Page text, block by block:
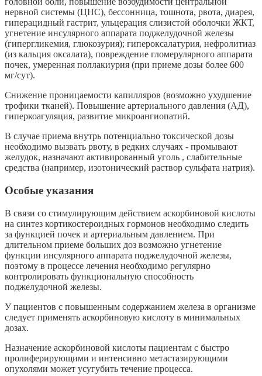
нервной системы (ЦНС), бессонница, тошнота, рвота, диарея,
гиперацидный гастрит, ульцерация слизистой оболочки ЖКТ,
угнетение инсулярного аппарата поджелудочной железы
(гипергликемия, глюкозурия); гипероксалатурия, нефролитиаз
(из кальция оксалата), повреждение гломерулярного аппарата
почек, умеренная поллакиурия (при приеме дозы более 600
мг/сут).
Снижение проницаемости капилляров (возможно ухудшение
трофики тканей). Повышение артериального давления (АД),
гиперкоагуляция, развитие микроангиопатий.
В случае приема внутрь потенциально токсической дозы
необходимо вызвать рвоту, в редких случаях - промывают
желудок, назначают активированный уголь , слабительные
средства (например, изотонический раствор сульфата натрия).
Особые указания
В связи со стимулирующим действием аскорбиновой кислоты
на синтез кортикостероидных гормонов необходимо следить
за функцией почек и артериальным давлением. При
длительном приеме больших доз возможно угнетение
функции инсулярного аппарата поджелудочной железы,
поэтому в процессе лечения необходимо регулярно
контролировать функциональную способность
поджелудочной железы.
У пациентов с повышенным содержанием железа в организме
следует применять аскорбиновую кислоту в минимальных
дозах.
Назначение аскорбиновой кислоты пациентам с быстро
пролиферирующими и интенсивно метастазирующими
опухолями может усугубить течение процесса.